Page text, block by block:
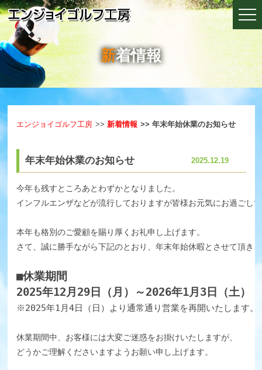
新着情報
エンジョイゴルフ工房 新着情報 年末年始休業のお知らせ
年末年始休業のお知らせ 2025.12.19
今年も残すところあとわずかとなりました。
インフルエンザなどが流行しておりますが皆様お元気にお過ごし
本年も格別のご愛顧を賜り厚くお礼申し上げます。
さて、誠に勝手ながら下記のとおり、年末年始休暇とさせて頂き
■休業期間
2025年12月29日（月）～2026年1月3日（土）
※2025年1月4日（日）より通常通り営業を再開いたします。
休業期間中、お客様には大変ご迷惑をお掛けいたしますが、
どうかご理解くださいますようお願い申し上げます。